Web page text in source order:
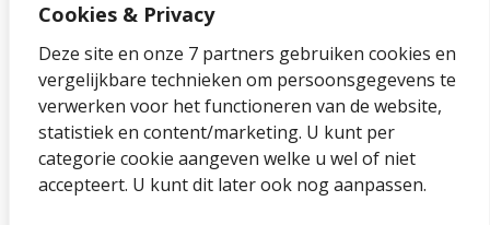
Cookies & Privacy
Deze site en onze 7 partners gebruiken cookies en
vergelijkbare technieken om persoonsgegevens te
verwerken voor het functioneren van de website,
statistiek en content/marketing. U kunt per
categorie cookie aangeven welke u wel of niet
accepteert. U kunt dit later ook nog aanpassen.
Over onze website
Sitemap
Privacybeleid en cookies
Cookies wijzigen